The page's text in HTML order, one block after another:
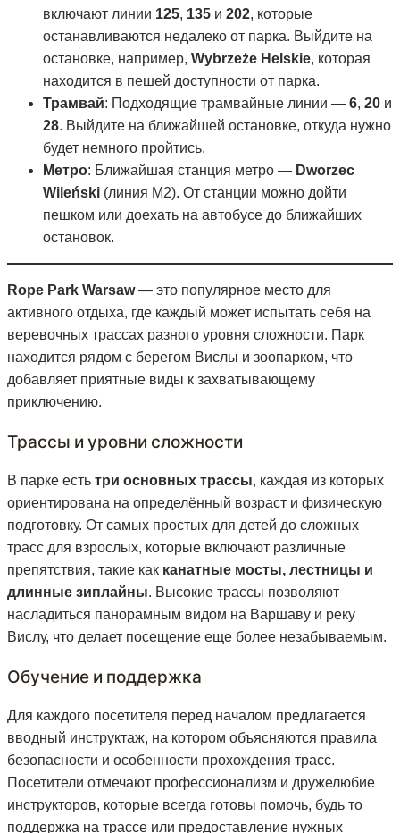
включают линии 125, 135 и 202, которые
останавливаются недалеко от парка. Выйдите на
остановке, например, Wybrzeże Helskie, которая
находится в пешей доступности от парка.
Трамвай: Подходящие трамвайные линии — 6, 20 и
28. Выйдите на ближайшей остановке, откуда нужно
будет немного пройтись.
Метро: Ближайшая станция метро — Dworzec
Wileński (линия M2). От станции можно дойти
пешком или доехать на автобусе до ближайших
остановок.
Rope Park Warsaw— это популярное место для
активного отдыха, где каждый может испытать себя на
веревочных трассах разного уровня сложности. Парк
находится рядом с берегом Вислы и зоопарком, что
добавляет приятные виды к захватывающему
приключению.
Трассы и уровни сложности
В парке есть три основных трассы, каждая из которых
ориентирована на определённый возраст и физическую
подготовку. От самых простых для детей до сложных
трасс для взрослых, которые включают различные
препятствия, такие как канатные мосты, лестницы и
длинные зиплайны. Высокие трассы позволяют
насладиться панорамным видом на Варшаву и реку
Вислу, что делает посещение еще более незабываемым.
Обучение и поддержка
Для каждого посетителя перед началом предлагается
вводный инструктаж, на котором объясняются правила
безопасности и особенности прохождения трасс.
Посетители отмечают профессионализм и дружелюбие
инструкторов, которые всегда готовы помочь, будь то
поддержка на трассе или предоставление нужных